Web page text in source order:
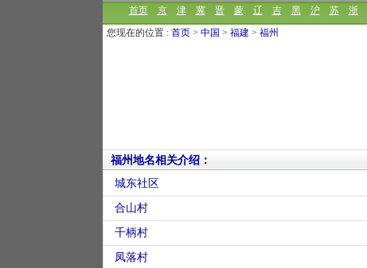
首页 京 津 冀 晋 蒙 辽 吉 黑 沪 苏 浙
您现在的位置 : 首页> 中国 > 福建> 福州
福州地名相关介绍：
城东社区
合山村
千柄村
凤落村